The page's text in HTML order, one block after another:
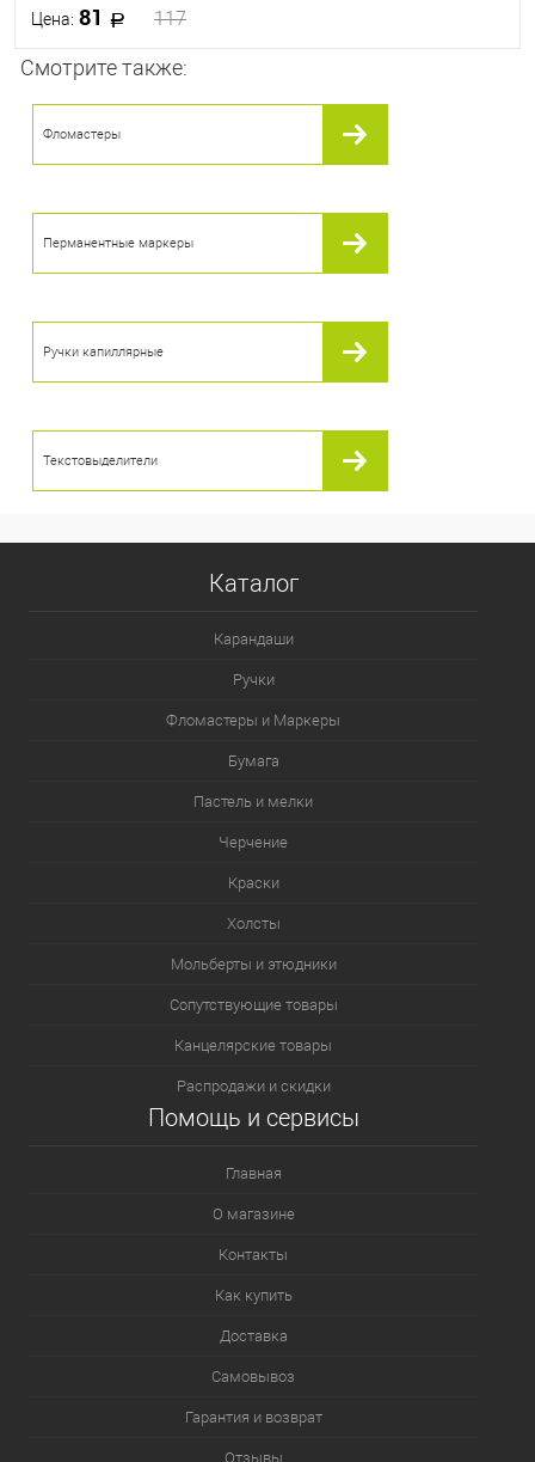
Цена: 81 117
В наличии
Смотрите также:
Фломастеры
Перманентные маркеры
Ручки капиллярные
Текстовыделители
Каталог
Карандаши
Ручки
Фломастеры и Маркеры
Бумага
Пастель и мелки
Черчение
Краски
Холсты
Мольберты и этюдники
Сопутствующие товары
Канцелярские товары
Распродажи и скидки
Помощь и сервисы
Главная
О магазине
Контакты
Как купить
Доставка
Самовывоз
Гарантия и возврат
Отзывы